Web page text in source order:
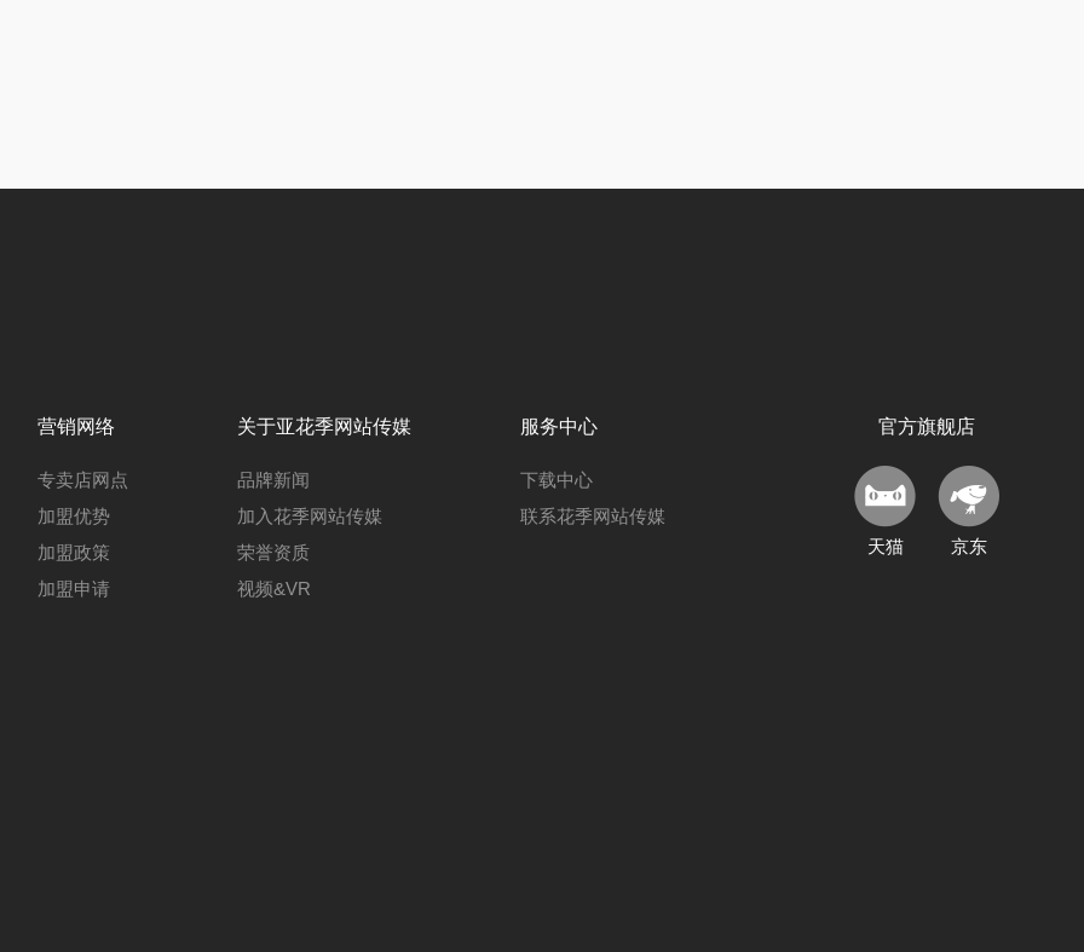
营销网络
专卖店网点
加盟优势
加盟政策
加盟申请
关于亚花季网站传媒
品牌新闻
加入花季网站传媒
荣誉资质
视频&VR
服务中心
下载中心
联系花季网站传媒
官方旗舰店
天猫 京东